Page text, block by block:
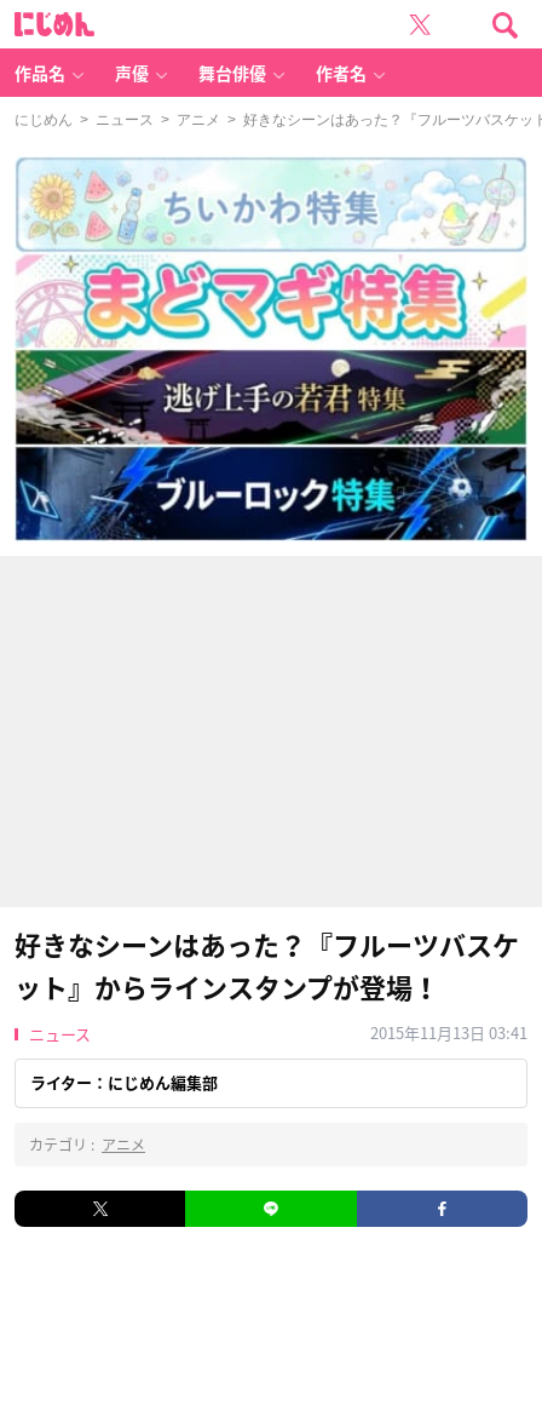
作品名 声優 舞台俳優 作者名
にじめん > ニュース > アニメ > 好きなシーンはあった？『フルーツバスケッ
好きなシーンはあった？『フルーツバスケ
ット』からラインスタンプが登場！
ニュース 2015年11月13日 03:41
ライター：にじめん編集部
カテゴリ : アニメ